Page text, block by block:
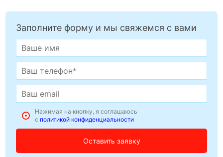
Заполните форму и мы свяжемся с вами
Нажимая на кнопку, я соглашаюсь
с политикой конфиденциальности